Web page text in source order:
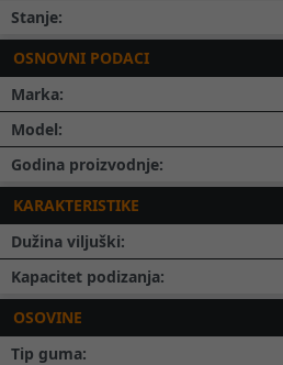
Stanje:
OSNOVNI PODACI
Marka:
Model:
Godina proizvodnje:
KARAKTERISTIKE
Dužina viljuški:
Kapacitet podizanja:
OSOVINE
Tip guma: